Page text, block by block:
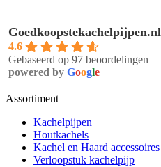
Goedkoopstekachelpijpen.nl
4.6
Gebaseerd op 97 beoordelingen
powered by Google
Assortiment
Kachelpijpen
Houtkachels
Kachel en Haard accessoires
Verloopstuk kachelpijp